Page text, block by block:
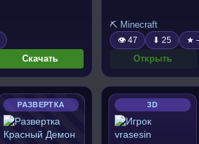
Скачать
⛏️ Minecraft
👁 47 ⬇ 25 ★
Открыть
РАЗВЕРТКА 3D